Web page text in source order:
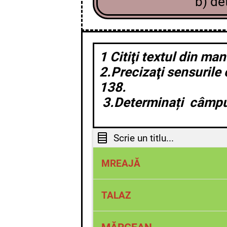
1 Citiţi textul din
2.Precizaţi sensurile
138.
3.Determinați
Scrie un titlu...
MREAJĂ
1.Unealtă de pescuit
curgătoare sau în bălți.
TALAZ
Val mare stârnit de